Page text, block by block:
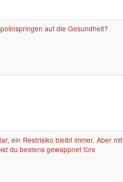
auf die Gesundheit?
ein Restrisiko bleibt immer. Aber mit
du bestens gewappnet fürs